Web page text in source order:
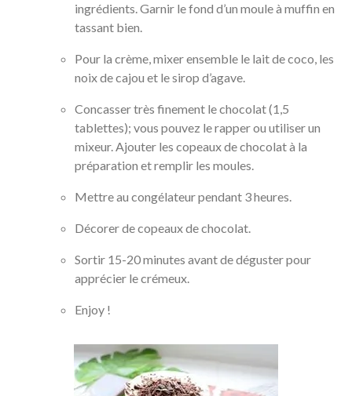
ingrédients. Garnir le fond d’un moule à muffin en
tassant bien.
Pour la crème, mixer ensemble le lait de coco, les
noix de cajou et le sirop d’agave.
Concasser très finement le chocolat (1,5
tablettes); vous pouvez le rapper ou utiliser un
mixeur. Ajouter les copeaux de chocolat à la
préparation et remplir les moules.
Mettre au congélateur pendant 3 heures.
Décorer de copeaux de chocolat.
Sortir 15-20 minutes avant de déguster pour
apprécier le crémeux.
Enjoy !